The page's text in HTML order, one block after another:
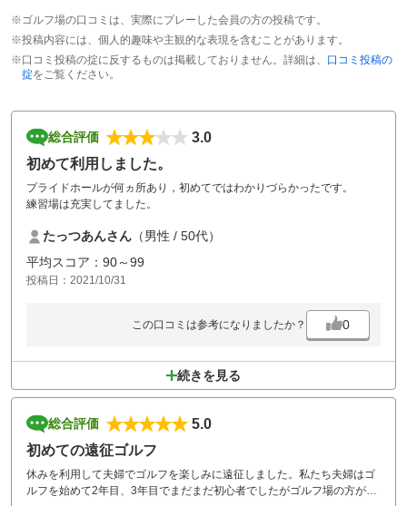
※ゴルフ場の口コミは、実際にプレーした会員の方の投稿です。
※投稿内容には、個人的趣味や主観的な表現を含むことがあります。
※口コミ投稿の掟に反するものは掲載しておりません。詳細は、 口コミ投稿の
掟をご覧ください。
総合評価
3.0
初めて利用しました。
プライドホールが何ヵ所あり，初めてではわかりづらかったです。
練習場は充実してました。
たっつあんさん （男性 / 50代）
平均スコア：90～99
投稿日：2021/10/31
この口コミは参考になりましたか？ 0
続きを見る
総合評価
5.0
初めての遠征ゴルフ
休みを利用して夫婦でゴルフを楽しみに遠征しました。私たち夫婦はゴ
ルフを始めて2年目、3年目でまだまだ初心者でしたがゴルフ場の方が親